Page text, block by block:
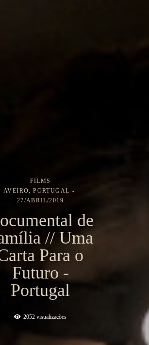
FILMS
AVEIRO, PORTUGAL
27/ABRIL/2019
de
// Uma
Para o
Futuro -
Portugal
2052 visualizações